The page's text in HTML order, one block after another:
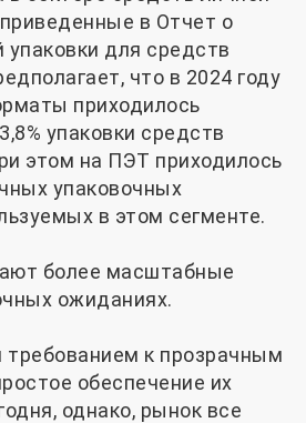
в Отчет о
упаковки для средств
что в 2024 году
приходилось
упаковки средств
этом на ПЭТ приходилось
упаковочных
в этом сегменте.
более масштабные
ожиданиях.
к прозрачным
обеспечение их
однако, рынок все